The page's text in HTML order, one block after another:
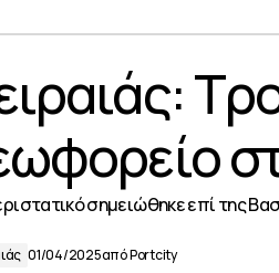
πολυμελή
σημειώθηκε επί της
01/04/2025απόPortcity